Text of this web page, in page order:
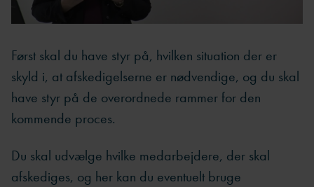
Først skal du have styr på, hvilken situation der er
skyld i, at afskedigelserne er nødvendige, og du skal
have styr på de overordnede rammer for den
kommende proces.
Du skal udvælge hvilke medarbejdere, der skal
afskediges, og her kan du eventuelt bruge